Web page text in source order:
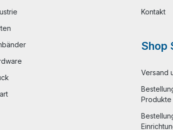
Kontakt
Shop
Versand
Produkte